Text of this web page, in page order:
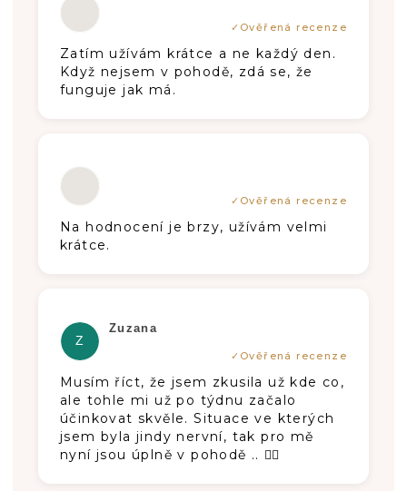
Zatím užívám krátce a ne každý den.
Když nejsem v pohodě, zdá se, že
funguje jak má.
Na hodnocení je brzy, užívám velmi
krátce.
Z
Zuzana
Die Produktbewertung beträgt 5 von
Musím říct, že jsem zkusila už kde co,
ale tohle mi už po týdnu začalo
účinkovat skvěle. Situace ve kterých
jsem byla jindy nervní, tak pro mě
nyní jsou úplně v pohodě .. 👍🏽